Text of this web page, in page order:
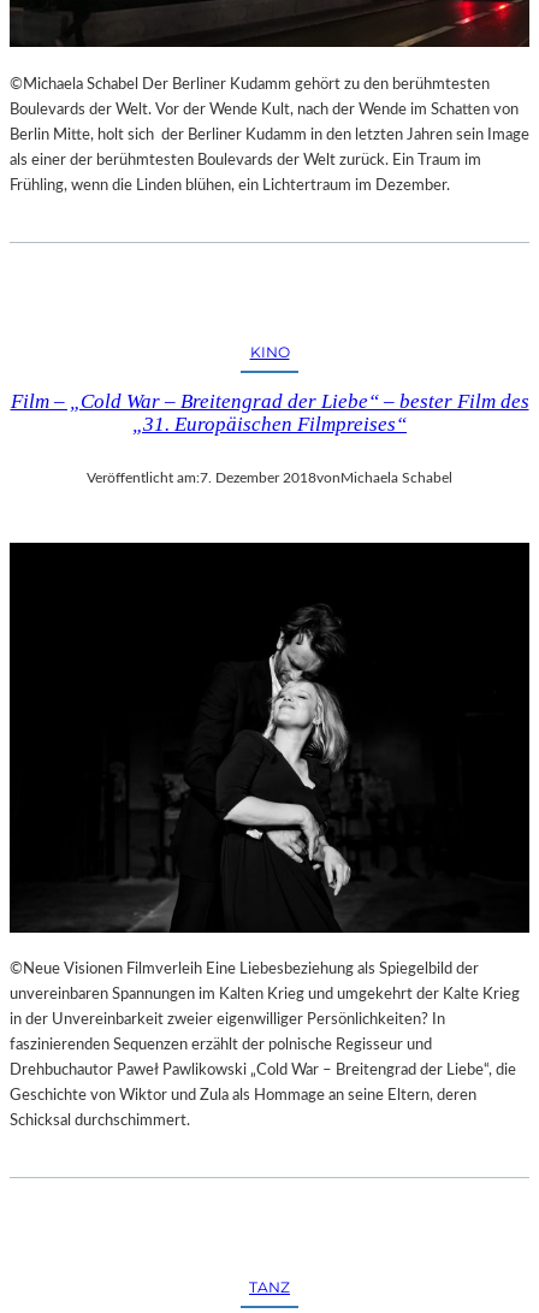
©Michaela Schabel Der Berliner Kudamm gehört zu den berühmtesten
Boulevards der Welt. Vor der Wende Kult, nach der Wende im Schatten von
Berlin Mitte, holt sich der Berliner Kudamm in den letzten Jahren sein Image
als einer der berühmtesten Boulevards der Welt zurück. Ein Traum im
Frühling, wenn die Linden blühen, ein Lichtertraum im Dezember.
KINO
Film – „Cold War – Breitengrad der Liebe“ – bester Film des
„31. Europäischen Filmpreises“
Veröffentlicht am:7. Dezember 2018vonMichaela Schabel
©Neue Visionen Filmverleih Eine Liebesbeziehung als Spiegelbild der
unvereinbaren Spannungen im Kalten Krieg und umgekehrt der Kalte Krieg
in der Unvereinbarkeit zweier eigenwilliger Persönlichkeiten? In
faszinierenden Sequenzen erzählt der polnische Regisseur und
Drehbuchautor Paweł Pawlikowski „Cold War – Breitengrad der Liebe“, die
Geschichte von Wiktor und Zula als Hommage an seine Eltern, deren
Schicksal durchschimmert.
TANZ